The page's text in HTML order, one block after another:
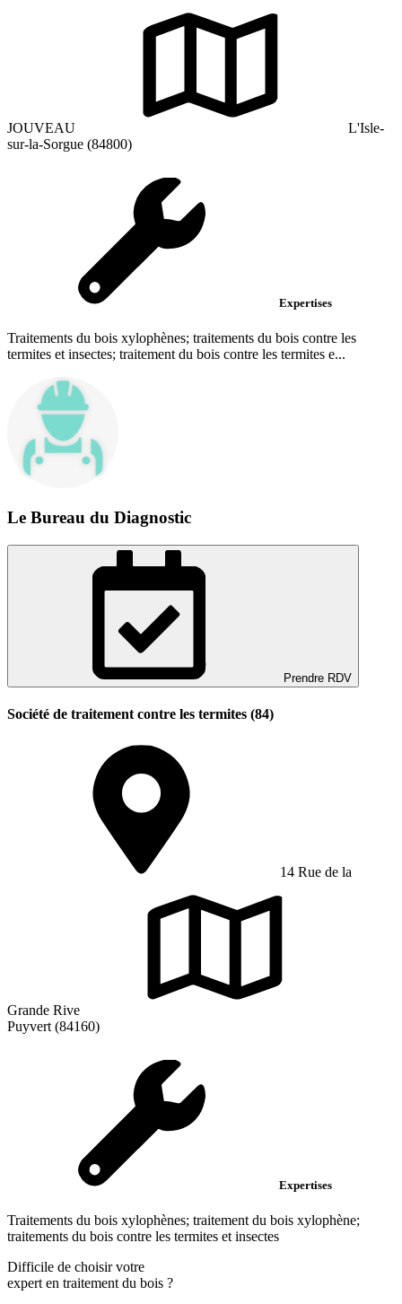
JOUVEAU
L'Isle-
sur-la-Sorgue (84800)
Expertises
Traitements du bois xylophènes; traitements du bois contre les
termites et insectes; traitement du bois contre les termites e...
Le Bureau du Diagnostic
Prendre RDV
Société de traitement contre les termites (84)
14 Rue de la
Grande Rive
Puyvert (84160)
Expertises
Traitements du bois xylophènes; traitement du bois xylophène;
traitements du bois contre les termites et insectes
Difficile de choisir votre
expert en traitement du bois ?